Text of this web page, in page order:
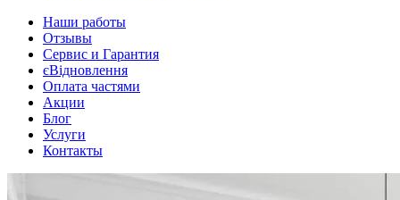
Наши работы
Отзывы
Сервис и Гарантия
єВідновлення
Оплата частями
Акции
Блог
Услуги
Контакты